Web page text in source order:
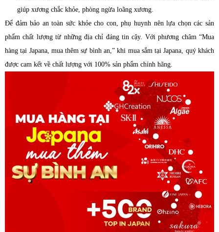
giúp xương chắc khỏe, phòng ngừa loãng xương.
Để đảm bảo an toàn sức khỏe cho con, phụ huynh nên lựa chọn các sản
phẩm chất lượng từ những địa chỉ đáng tin cậy. Với phương châm “Mua
hàng tại Japana, mua thêm sự bình an,” khi mua sắm tại Japana, quý khách
được cam kết về chất lượng với 100% sản phẩm chính hãng.